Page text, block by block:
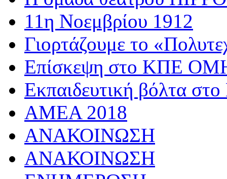
11η Νοεμβρίου 1912
Γιορτάζουμε το
Επίσκεψη στο ΚΠΕ
Εκπαιδευτική βόλτα
AMEA 2018
ΑΝΑΚΟΙΝΩΣΗ
ΑΝΑΚΟΙΝΩΣΗ